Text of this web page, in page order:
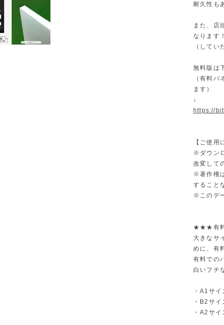
耐久性も
また、店
なります！
（してい
無料版は
（有料
ます）
↓
https://
【ご使用
※ダウン
改変して
※著作権
すること
※このデ
★★★有料
大きなサ
めに、有
有料での
白いフチ
・A1サ
・B2サ
・A2サ